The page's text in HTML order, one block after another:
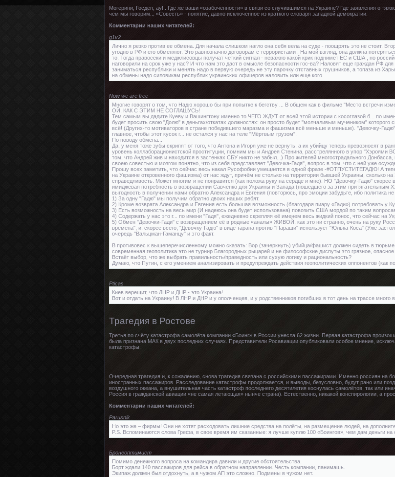
Могерини, Госдеп, ау!.. Где же ваши «озабоченности» в связи со случившимся на Украине? Где заявления о
чём мы говорим... «Совесть» - понятие, давно исключённое из краткого словаря западной демократии.
Комментарии наших читателей:
g1v2
Лично я резко против ее обмена. Для начала слишком нагло она себя вела на суде - поощрять это не стоит.
угодно в РФ и его обменяют. Это равнозначно договорам с террористами . На мой взгляд, она должна
то. Тогда правосеки и меджлисовцы получат четкий сигнал - неважно какой крик поднимет ЕС и США , но
наговорили на срок уже у нас? И что нам это даст в смысле безопасности гос-ва? Наловят еще граждан РФ
заниматься республики и менять надо в первую очередь не эту парочку отставных грушников, а топаза из
на обмены надо силовикам республик украинских офицеров наловить или еще кого.
Now we are free
Многие говорят о том, что Надю хорошо бы при попытке к бегству ... В общем как в фильме "Место встречи
ОЙ, КАК С ЭТИМ НЕ СОГЛАШУСЬ!
Тем самым вы дадите Куеву и Вашингтону именно то ЧЕГО ЖДУТ от всей этой истории с косоглазой б... по
будет просить свою "Долю" в деньгах/откатах должностях: он просто будет "молчаливым мучеником"
всё! (Других-то мотиваторов в стране победившего маразма и фашизма всё меньше и меньше). "Девочку-
главное, чтобы этот кусок г... не остался у нас на теле "Мёртвым грузом".
По поводу обмена...
Да, у меня тоже зубы скрипят от того, что Антона и Игоря уже не вернуть, а их убийцу теперь превозносят в
уровень коллаборационистской проституции, помним мы и Андрея Стенина, расстрелянного в упор
том, что Андрей жив и находится в застенках СБУ никто не забыл...) Про жителей многострадального
своею совестью и мозгом понятно, что из себя представляет "Девочка-Гадя", вопрос в том, что с ней уже
Прошу всех заметить, что сейчас весь накал Русофобии умещается в одной фразе -#ОТПУСТИТЕГАДЮ! А
на Украине откровенного фашизма) от нас ждут, причём не столько на территории бывшей Украины, сколько
справедливость. Может многим и не понравится (как положа руку на сердце и мне). НО "Девочку-Гадю"
имиджевая потребность в возвращении Савченко для Украины и Запада (пошедшего за этим
выгодность в получении нами обратно Александра и Евгения (повторюсь, про эмоции забудьте, ибо политика
1) За одну "Гадю" мы получим обратно двоих наших ребят.
2) Кроме возврата Александра и Евгения есть большая возможность (благодаря пиару «Гади») потребовать у
3) Есть возможность на весь мир (И надеюсь она будет использована) повозить США мордой по таким
4) Содержать у нас это г... по имени "Гадя", ежедневно скрепляя её именем весь жидкий понос, что сейчас на
5) Обмен "Девочки-Гади" с возвращением её в родные «аналы» ЖИВОЙ, как это ни странно, очень на руку
времена", и, скорее всего, "Девочку-Гадю" в виде тарана против "Параши" использует "Юлька-Коса" (Уже
очередь "Вальцман-Гаманцу" и это факт.
В противовес к вышеперечисленному можно сказать: Вор (зачеркнуть) убийца/фашист должен сидеть в
современная геополитика это не турнир Благородных рыцарей и не философские диспуты это грязное,
Встаёт выбор, что же выбрать правильность/праведность или сухую логику и рациональность?
Думаю, что Путин, с его умением анализировать и предупреждать действия геополитических оппонентов (как
Pticas
Киев верещит, что ЛНР и ДНР - это Украина!
Вот и отдать на Украину! В ЛНР и ДНР и у ополченцев, и у родственников погибших в тот день на трассе много
Трагедия в Ростове
Третья по счёту катастрофа самолёта компании «Боинг» в России унесла 62 жизни. Первая катастрофа
была признана МАК в двух последних случаях. Представители Росавиации опубликовали особое мнение,
катастрофы.
Очередная трагедия и, к сожалению, снова трагедия связана с российскими пассажирами. Именно россиян
иностранных пассажиров. Расследование катастрофы продолжается, и выводы, безусловно, будут рано или
воздушного океана, а внушительная часть катастроф последнего десятилетия коснулась самолётов, так или
Россия в гражданской авиации «не самая летающая» нынче страна). Естественно, никакой конспирологии, а
Комментарии наших читателей:
Parusnik
Но это же – фирмы! Они не хотят расходовать лишние средства на полёты, на размещение людей, на
P.S. Вспоминаются слова Грефа, в свое время им сказанные: я лучше куплю 100 «Боингов», чем дам деньги на
Бронеоптимист
Помимо денежного вопроса на командира давили и другие обстоятельства.
Борт ждали 140 пассажиров для рейса в обратном направлении. Честь компании, панимашь.
Экипаж должен был отдохнуть, а в чужом АП это сложно. Подмены в чужом нет.